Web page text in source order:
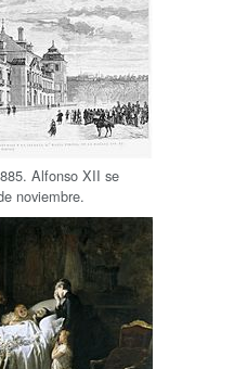
Alfonso XII se
noviembre.